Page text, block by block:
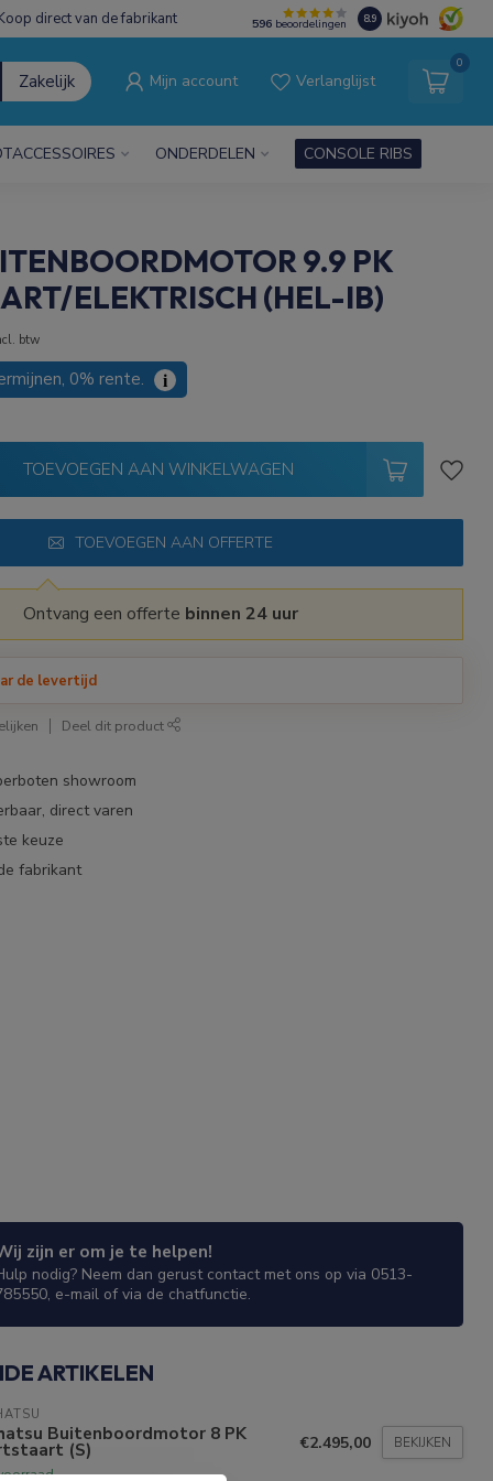
direct van de fabrikant 596 beoordelingen 8.9
Zakelijk Mijn account Verlanglijst
0
ONDERDELEN CONSOLE RIBS
9.9 PK
ELEKTRISCH (HEL-IB)
btw
0% rente. i
TOEVOEGEN AAN WINKELWAGEN
TOEVOEGEN AAN OFFERTE
Ontvang een offerte binnen 24 uur
de levertijd
Deel dit product
showroom
direct varen
keuze
fabrikant
zijn er om je te helpen!
nodig? Neem dan gerust contact met ons op via 0513-
e-mail of via de chatfunctie.
ARTIKELEN
Buitenboordmotor 8 PK
(S) €2.495,00 BEKIJKEN